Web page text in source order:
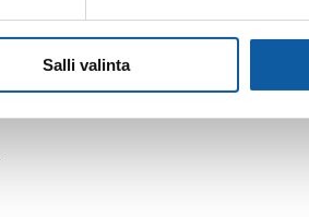
Salli valinta